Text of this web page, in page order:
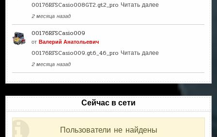
00176RFSCasio008GT2.gt2_pro Читать далее
2 месяца назад
00176RFSCasio009
отВалерий Анатольевич
00176RFSCasio009.gt6_46_pro Читать далее
2 месяца назад
Сейчас в сети
Пользователи не найдены